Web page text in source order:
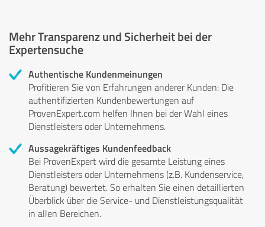
Mehr Transparenz und Sicherheit bei der
Expertensuche
Authentische Kundenmeinungen
Profitieren Sie von Erfahrungen anderer Kunden: Die
authentifizierten Kundenbewertungen auf
ProvenExpert.com helfen Ihnen bei der Wahl eines
Dienstleisters oder Unternehmens.
Aussagekräftiges Kundenfeedback
Bei ProvenExpert wird die gesamte Leistung eines
Dienstleisters oder Unternehmens (z.B. Kundenservice,
Beratung) bewertet. So erhalten Sie einen detaillierten
Überblick über die Service- und Dienstleistungsqualität
in allen Bereichen.